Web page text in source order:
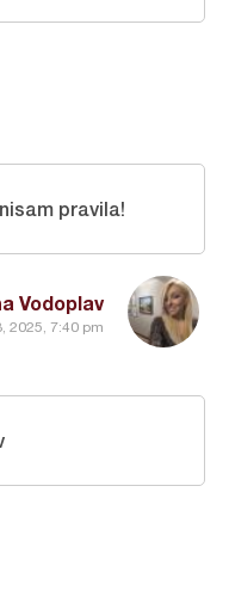
Vodoplav
2025, 7:40 pm
pravila!